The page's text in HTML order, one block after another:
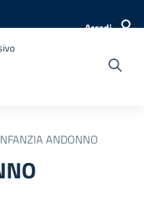
Accedi
ANDONNO